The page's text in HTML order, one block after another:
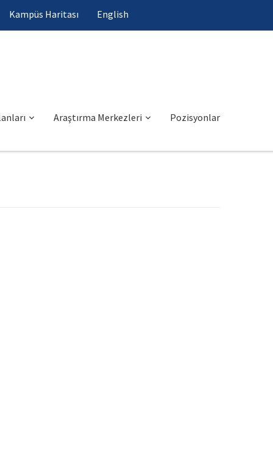
Kampüs Haritası English
Araştırma Merkezleri Pozisyonlar